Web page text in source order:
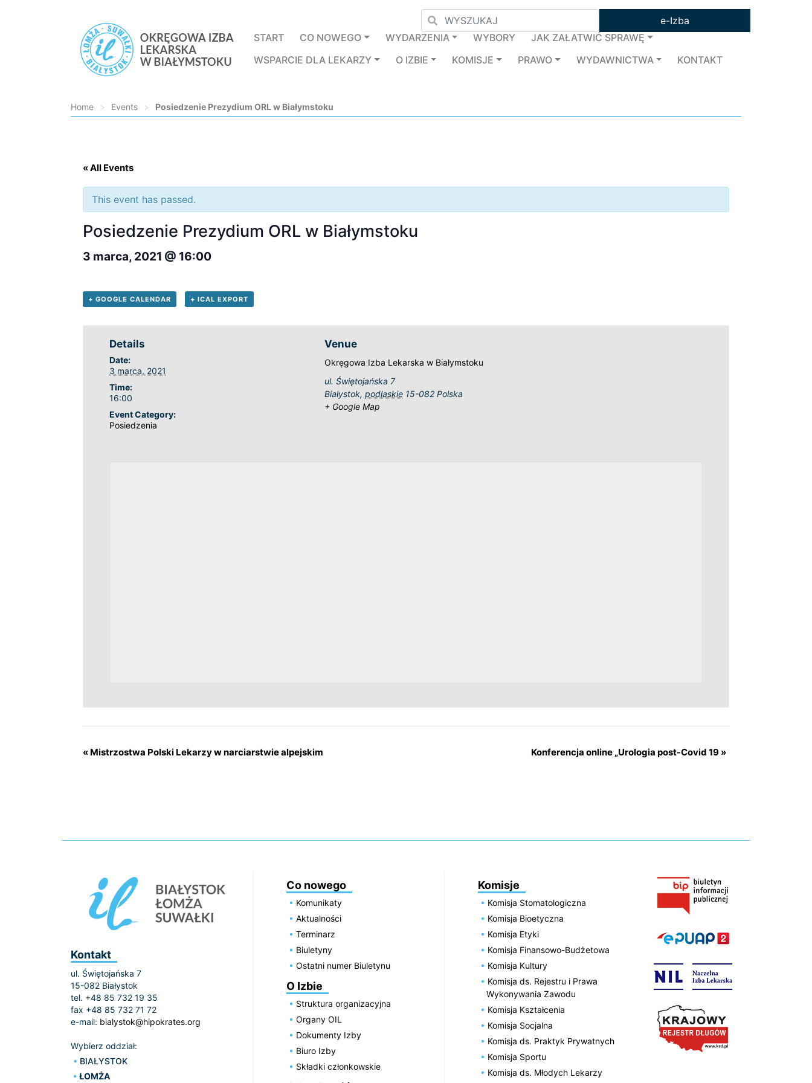
e-Izba
START
CO NOWEGO WYDARZENIA WYBORY
JAK ZAŁATWIĆ SPRAWĘ
WSPARCIE DLA LEKARZY
O IZBIE KOMISJE PRAWO WYDAWNICTWA KONTAKT
Home > Events > Posiedzenie Prezydium ORL w Białymstoku
« All Events
This event has passed.
Posiedzenie Prezydium ORL w Białymstoku
3 marca, 2021 @ 16:00
+ GOOGLE CALENDAR + ICAL EXPORT
Details
Date:
3 marca, 2021
Time:
16:00
Event Category:
Posiedzenia
Venue
Okręgowa Izba Lekarska w Białymstoku
ul. Świętojańska 7
Białystok, podlaskie 15-082 Polska
+ Google Map
« Mistrzostwa Polski Lekarzy w narciarstwie alpejskim Konferencja online „Urologia post-Covid 19 »
Kontakt
ul. Świętojańska 7
15-082 Białystok
tel. +48 85 732 19 35
fax +48 85 732 71 72
e-mail: bialystok@hipokrates.org
Wybierz oddział:
BIAŁYSTOK
ŁOMŻA
Co nowego
Komunikaty
Aktualności
Terminarz
Biuletyny
Ostatni numer Biuletynu
O Izbie
Struktura organizacyjna
Organy OIL
Dokumenty Izby
Biuro Izby
Składki członkowskie
Komisje
Komisja Stomatologiczna
Komisja Bioetyczna
Komisja Etyki
Komisja Finansowo-Budżetowa
Komisja Kultury
Komisja ds. Rejestru i Prawa
Wykonywania Zawodu
Komisja Kształcenia
Komisja Socjalna
Komisja ds. Praktyk Prywatnych
Komisja Sportu
Komisja ds. Młodych Lekarzy